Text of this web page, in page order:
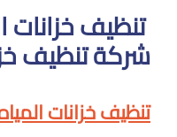
تنظيف خزانات
شركة تنظيف
تنظيف خزانات